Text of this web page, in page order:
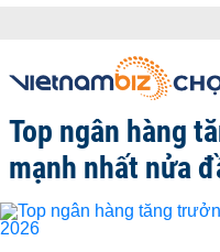
Top ngân hàng
mạnh nhất nửa